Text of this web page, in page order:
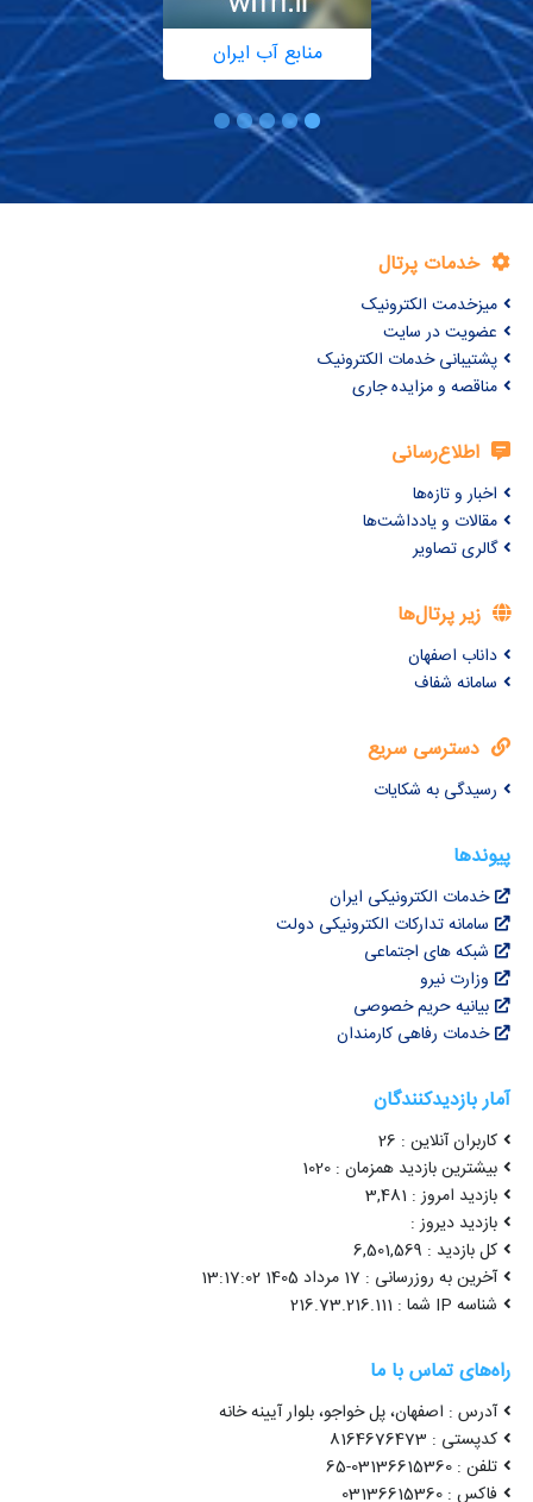
منابع آب ایران
خدمات پرتال
میزخدمت الکترونیک
عضویت در سایت
پشتیبانی خدمات الکترونیک
مناقصه و مزایده جاری
اطلاع‌رسانی
اخبار و تازه‌ها
مقالات و یادداشت‌ها
گالری تصاویر
زیر پرتال‌ها
داناب اصفهان
سامانه شفاف
دسترسی سریع
رسیدگی به شکایات
پیوندها
خدمات الکترونیکی ایران
سامانه تدارکات الکترونیکی دولت
شبکه های اجتماعی
وزارت نیرو
بیانیه حریم خصوصی
خدمات رفاهی کارمندان
آمار بازدیدکنندگان
کاربران آنلاین : 26
بیشترین بازدید همزمان : 1020
بازدید امروز : 3,481
بازدید دیروز :
کل بازدید : 6,501,569
آخرین به روزرسانی : 17 مرداد 1405 13:17:02
شناسه IP شما : 216.73.216.111
راه‌های تماس با ما
آدرس : اصفهان، پل خواجو، بلوار آیینه خانه
کدپستی : 8164676473
تلفن : 03136615360-65
فاکس : 03136615360